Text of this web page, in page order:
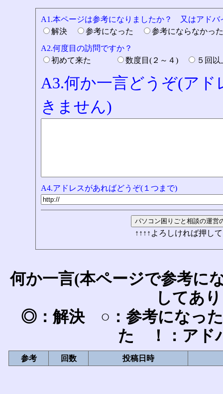
A1.本ページは参考になりましたか？ 又はアドバ
解決
参考になった
参考にならなか
A2.何度目の訪問ですか？
初めて来た
数度目(２～４) ５回
A3.何か一言どうぞ(ア
きません)
A4.アドレスがあればどうぞ(１つまで)
↑↑↑↑よろしければ押し
何か一言(本ページで参考に
してあ
◎：解決 ○：参考になっ
た ！：アド
参考 回数 投稿日時